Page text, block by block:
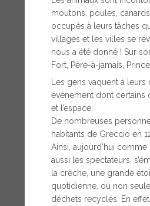
moutons, poules,
occupés à leurs tâches
villages et les villes se
nous a été donné ! Sur
Fort, Père-à-jamais,
Les gens vaquent à
événement dont certains
et l’espace.
De nombreuses
habitants de Greccio en
Ainsi, aujourd’hui
aussi les spectateurs,
la crèche, une grande
quotidienne, où non
déchets recyclés. En